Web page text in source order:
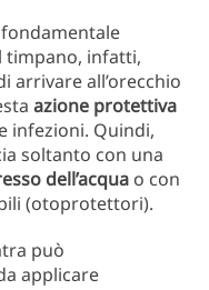
timpano, infatti,
arrivare all’orecchio
azione protettiva
infezioni. Quindi,
soltanto con una
dell’acqua o con
(otoprotettori).
può
applicare